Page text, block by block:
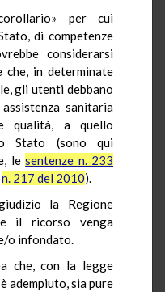
per cui
di competenze
considerarsi
che, in determinate
gli utenti debbano
sanitaria
qualità, a quello
Stato (sono qui
lesentenze n. 233
n. 217 del 2010).
la Regione
il ricorso venga
o infondato.
che, con la legge
adempiuto, sia pure